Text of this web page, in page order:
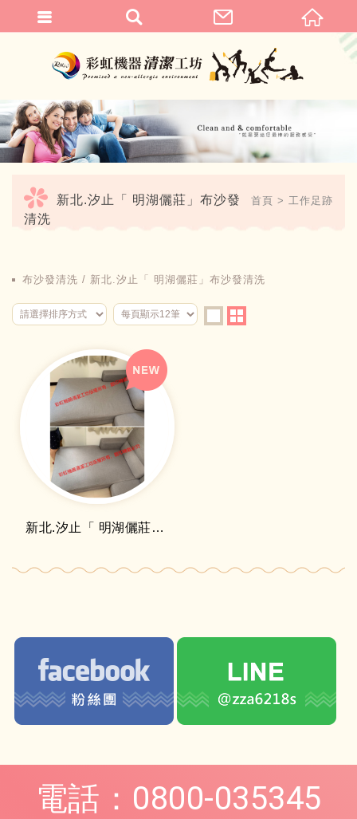
首頁 工作足跡
新北.汐止「 明湖儷莊」布沙發
清洗
布沙發清洗 新北.汐止「 明湖儷莊」布沙發清洗
新北.汐止「 明湖儷莊」布沙發清洗
電話：0800-035345